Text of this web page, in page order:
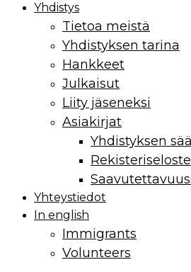
Yhdistys
Tietoa meistä
Yhdistyksen tarina
Hankkeet
Julkaisut
Liity jäseneksi
Asiakirjat
Yhdistyksen
Rekisteriseloste
Yhteystiedot
In english
Immigrants
Volunteers